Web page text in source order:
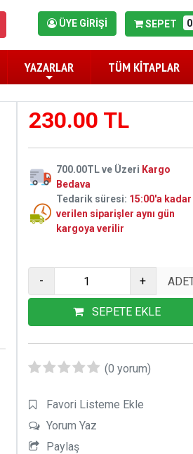
ÜYE GİRİŞİ SEPET 0
YAZARLAR TÜM KİTAPLAR
230.00 TL
700.00TL ve Üzeri Kargo
Bedava
Tedarik süresi: 15:00'a kadar
verilen siparişler aynı gün
kargoya verilir
- +
SEPETE EKLE
(0 yorum)
Favori Listeme Ekle
Yorum Yaz
Paylaş